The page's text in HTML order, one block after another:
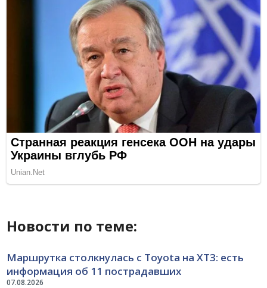
Новости по теме:
07.08.2026
Маршрутка столкнулась с Toyota на ХТЗ: есть
информация об 11 пострадавших